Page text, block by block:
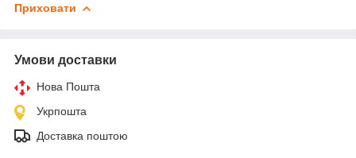
Приховати
Умови доставки
Нова Пошта
Укрпошта
Доставка поштою